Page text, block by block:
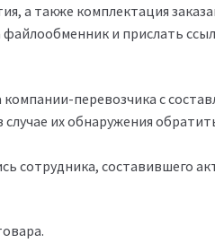
а также комплектация
и прислать
перевозчика с
их обнаружения
сотрудника, составившего